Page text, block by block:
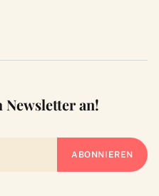
Newsletter an!